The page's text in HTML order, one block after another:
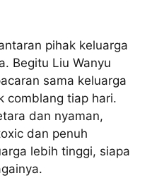
pihak keluarga
Begitu Liu Wanyu
sama keluarga
comblang tiap hari.
dan nyaman,
dan penuh
lebih tinggi, siapa